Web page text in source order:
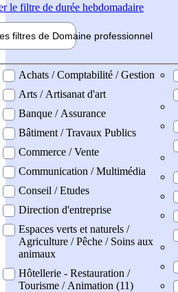
le filtre de durée hebdomadaire
filtres de Domaine professionnel
professionel
Achats / Comptabilité / Gestion
Arts / Artisanat d'art
Banque / Assurance
Bâtiment / Travaux Publics
Commerce / Vente
Communication / Multimédia
Conseil / Etudes
Direction d'entreprise
Espaces verts et naturels /
Agriculture / Pêche / Soins aux
animaux
Hôtellerie - Restauration /
Tourisme / Animation (11)